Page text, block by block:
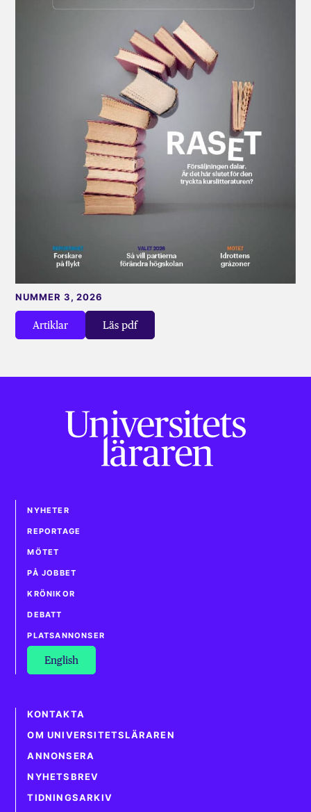
Artiklar Läs pdf
NUMMER 3, 2026
NYHETER
REPORTAGE
MÖTET
PÅ JOBBET
KRÖNIKOR
DEBATT
PLATSANNONSER
English
KONTAKTA
OM UNIVERSITETSLÄRAREN
ANNONSERA
NYHETSBREV
TIDNINGSARKIV